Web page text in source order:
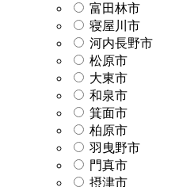
富田林市
寝屋川市
河内長野市
松原市
大東市
和泉市
箕面市
柏原市
羽曳野市
門真市
摂津市